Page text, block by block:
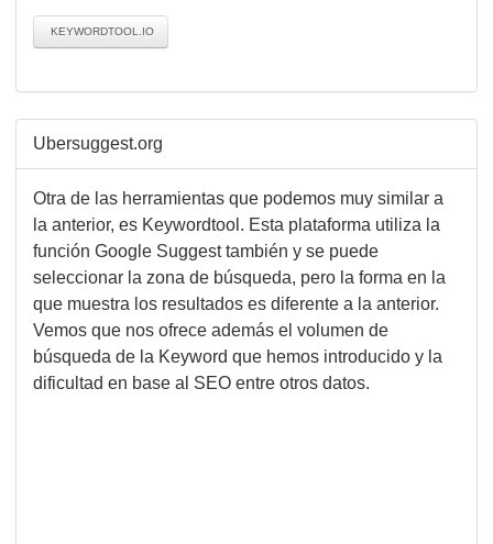
KEYWORDTOOL.IO
Ubersuggest.org
Otra de las herramientas que podemos muy similar a
la anterior, es Keywordtool. Esta plataforma utiliza la
función Google Suggest también y se puede
seleccionar la zona de búsqueda, pero la forma en la
que muestra los resultados es diferente a la anterior.
Vemos que nos ofrece además el volumen de
búsqueda de la Keyword que hemos introducido y la
dificultad en base al SEO entre otros datos.